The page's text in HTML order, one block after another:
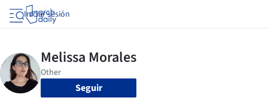
Iniciar sesión
Seguir